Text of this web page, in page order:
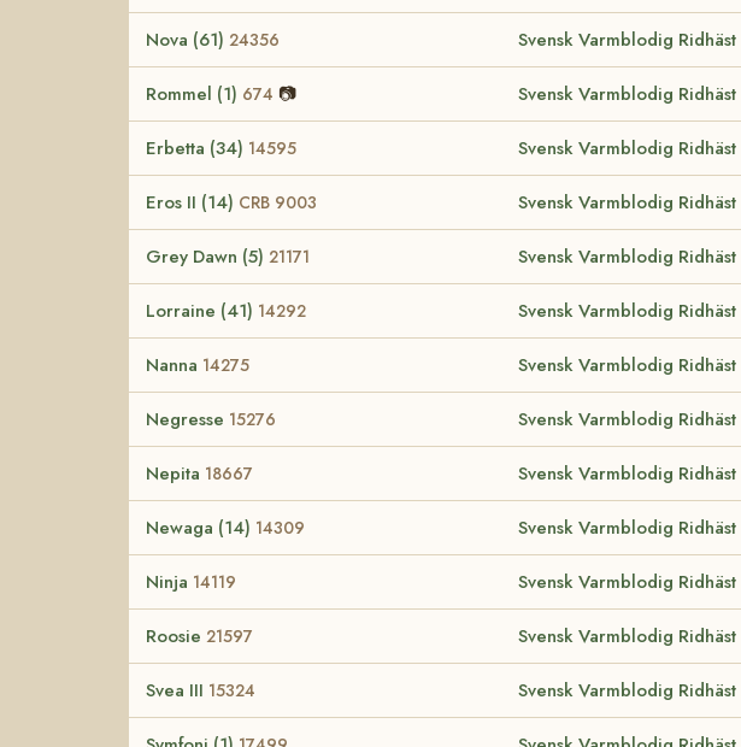
Nova (61) 24356 Svensk Varmblodig Ridhäst
Rommel (1) 674 📷 Svensk Varmblodig Ridhäst
Erbetta (34) 14595 Svensk Varmblodig Ridhäst
Eros II (14) CRB 9003 Svensk Varmblodig Ridhäst
Grey Dawn (5) 21171 Svensk Varmblodig Ridhäst
Lorraine (41) 14292 Svensk Varmblodig Ridhäst
Nanna 14275 Svensk Varmblodig Ridhäst
Negresse 15276 Svensk Varmblodig Ridhäst
Nepita 18667 Svensk Varmblodig Ridhäst
Newaga (14) 14309 Svensk Varmblodig Ridhäst
Ninja 14119 Svensk Varmblodig Ridhäst
Roosie 21597 Svensk Varmblodig Ridhäst
Svea III 15324 Svensk Varmblodig Ridhäst